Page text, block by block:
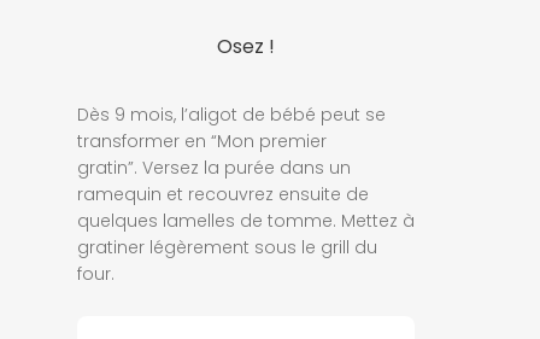
Osez !
Dès 9 mois, l’aligot de bébé peut se
transformer en “Mon premier
gratin”. Versez la purée dans un
ramequin et recouvrez ensuite de
quelques lamelles de tomme. Mettez à
gratiner légèrement sous le grill du
four.